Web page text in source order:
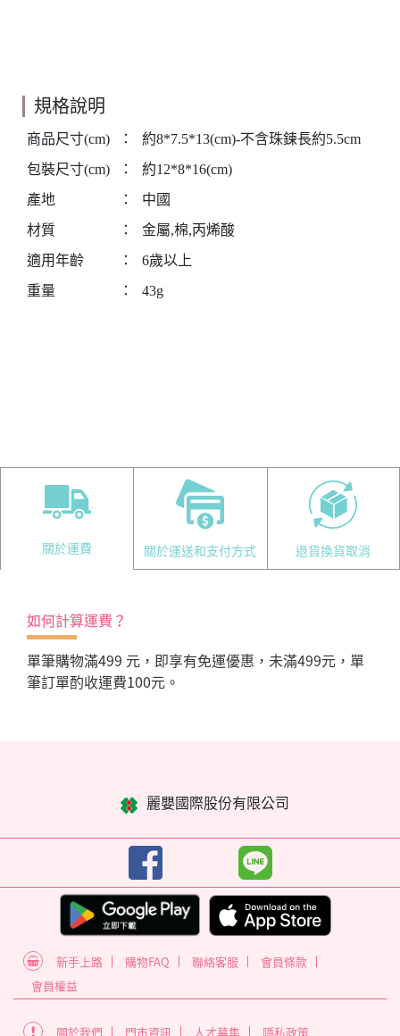
規格說明
商品尺寸(cm) ：
約8*7.5*13(cm)-不含珠鍊長約5.5cm
包裝尺寸(cm)
：
約12*8*16(cm)
產地
：
中國
材質
：
金屬,棉,丙烯酸
適用年齡
：
6歲以上
重量
： 43g
關於運費 關於運送和支付方式 退貨換貨取消
如何計算運費？
單筆購物滿499 元，即享有免運優惠，未滿499元，單
筆訂單酌收運費100元。
麗嬰國際股份有限公司
新手上路 購物FAQ 聯絡客服
會員條款
會員權益
關於我們 門市資訊 人才募集 隱私政策